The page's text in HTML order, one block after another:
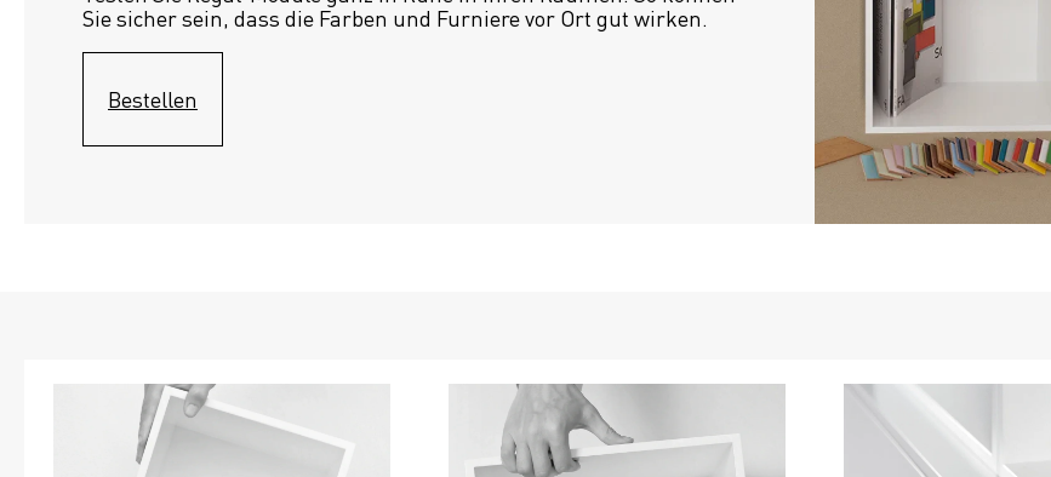
Sie sicher sein, dass die Farben und Furniere vor Ort gut wirken.
Bestellen